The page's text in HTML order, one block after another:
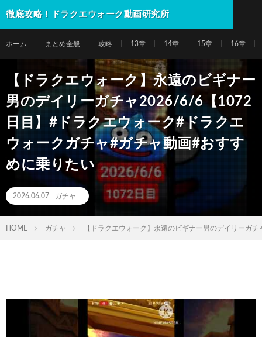
徹底攻略！ドラクエウォーク動画研究所
ホーム まとめ全般 攻略 13章 14章 15章 16章
【ドラクエウォーク】永遠のビギナー
男のデイリーガチャ2026/6/6【1072
日目】#ドラクエウォーク#ドラクエ
ウォークガチャ#ガチャ動画#おすす
めに乗りたい
2026.06.07 ガチャ
HOME ガチャ 【ドラクエウォーク】永遠のビギナー男のデイリーガ